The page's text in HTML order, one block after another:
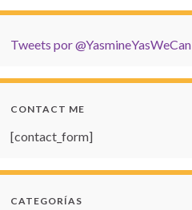
Tweets por @YasmineYasWeCan
CONTACT ME
[contact_form]
CATEGORÍAS